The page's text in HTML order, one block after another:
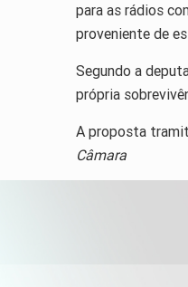
para as rádios
proveniente de
Segundo a
própria
A proposta
Câmara